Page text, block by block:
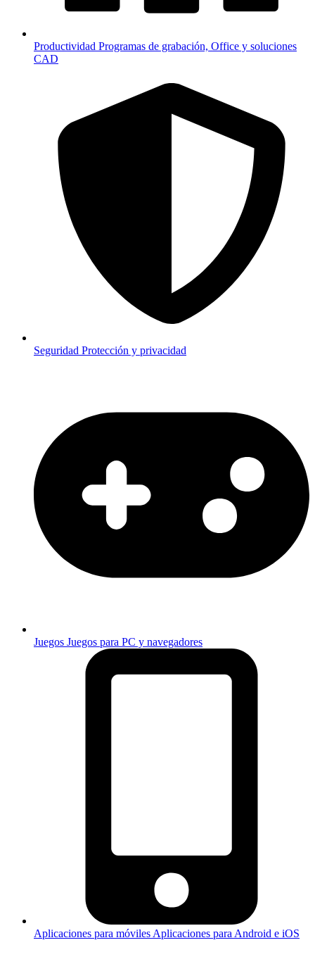
Productividad Programas de grabación, Office y soluciones
CAD
Seguridad Protección y privacidad
Juegos Juegos para PC y navegadores
Aplicaciones para móviles Aplicaciones para Android e iOS